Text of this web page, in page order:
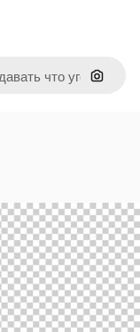
Поиск